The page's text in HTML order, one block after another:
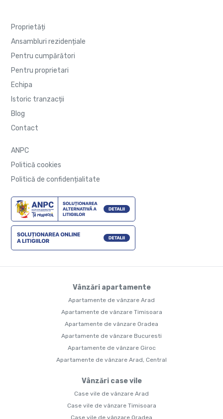
Proprietăți
Ansambluri rezidențiale
Pentru cumpărători
Pentru proprietari
Echipa
Istoric tranzacții
Blog
Contact
ANPC
Politică cookies
Politică de confidențialitate
Vânzări apartamente
Apartamente de vânzare Arad
Apartamente de vânzare Timisoara
Apartamente de vânzare Oradea
Apartamente de vânzare Bucuresti
Apartamente de vânzare Giroc
Apartamente de vânzare Arad, Central
Vânzări case vile
Case vile de vânzare Arad
Case vile de vânzare Timisoara
Case vile de vânzare Oradea